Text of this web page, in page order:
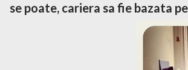
se poate, cariera sa fie bazata